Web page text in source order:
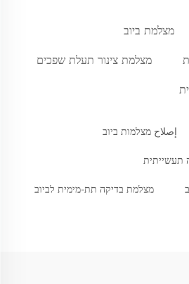
מצלמת ביוב
מצלמת צינור תעלת שפכים
إصلاح מצלמות ביוב
תעשייתית
מצלמת בדיקה תת-מימית לביוב